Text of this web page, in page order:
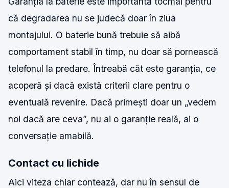
că degradarea nu se judecă doar în ziua
montajului. O baterie bună trebuie să aibă
comportament stabil în timp, nu doar să pornească
telefonul la predare. Întreabă cât este garanția, ce
acoperă și dacă există criterii clare pentru o
eventuală revenire. Dacă primești doar un „vedem
noi dacă are ceva”, nu ai o garanție reală, ai o
conversație amabilă.
Contact cu lichide
Aici viteza chiar contează, dar nu în sensul de